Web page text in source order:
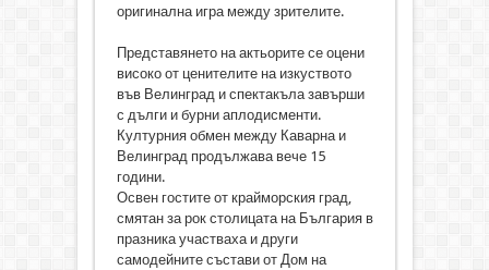
оригинална игра между зрителите.
Представянето на актьорите се оцени
високо от ценителите на изкуството
във Велинград и спектакъла завърши
с дълги и бурни аплодисменти.
Културния обмен между Каварна и
Велинград продължава вече 15
години.
Освен гостите от крайморския град,
смятан за рок столицата на България в
празника участваха и други
самодейните състави от Дом на